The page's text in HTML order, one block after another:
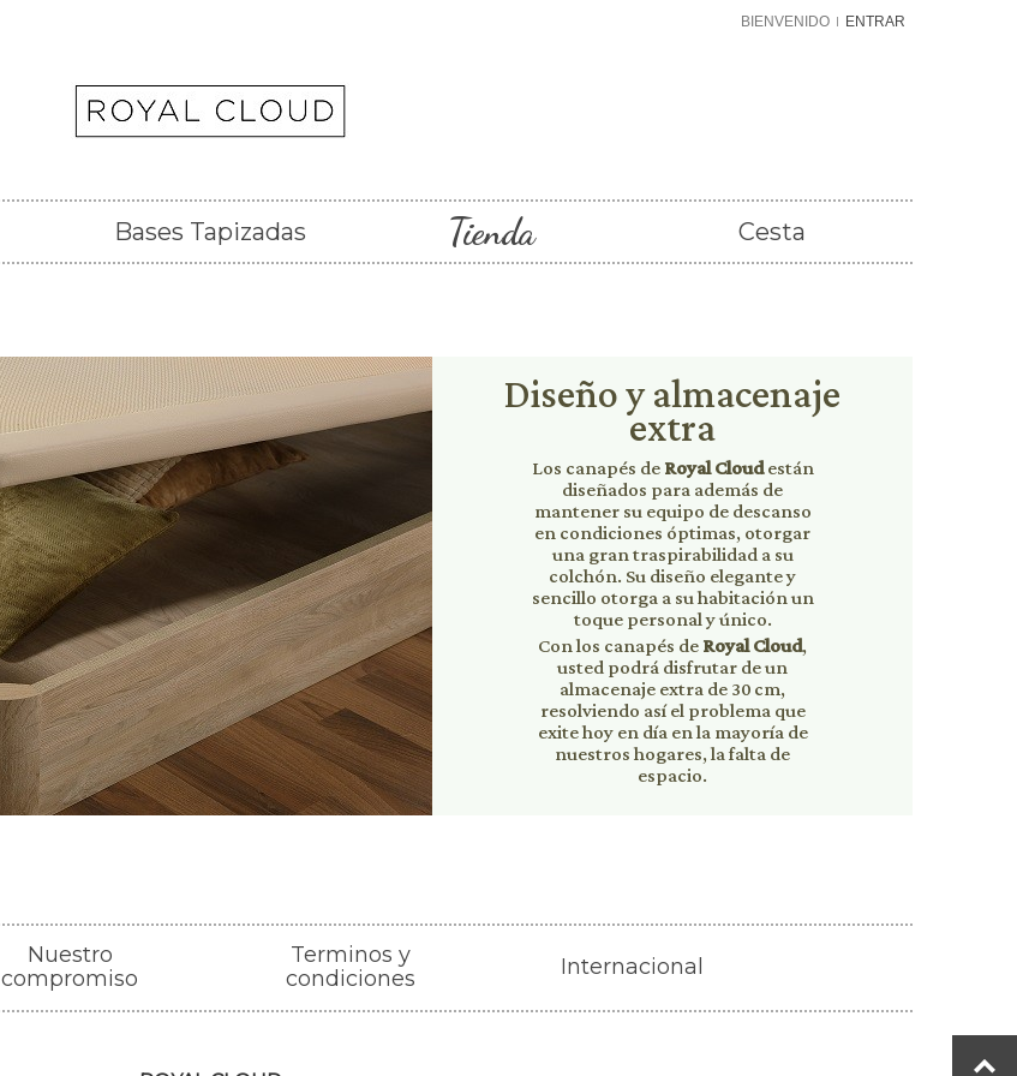
ENTRAR
BIENVENIDO
Bases Tapizadas Tienda Cesta
Diseño y almacenaje
extra
Los canapés deRoyal Cloudestán
diseñados para además de
mantener su equipo de descanso
en condiciones óptimas, otorgar
una gran traspirabilidad a su
colchón. Su diseño elegante y
sencillo otorga a su habitación un
toque personal y único.
Con los canapés deRoyal Cloud,
usted podrá disfrutar de un
almacenaje extra de 30 cm,
resolviendo así el problema que
exite hoy en día en la mayoría de
nuestros hogares, la falta de
espacio.
Nuestro
compromiso
Terminos y
condiciones
Internacional